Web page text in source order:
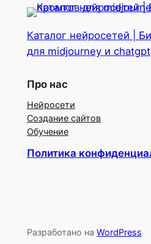
Каталог нейросетей |
для midjourney и chatgpt
Про нас
Нейросети
Создание сайтов
Обучение
Политика
Разработано на WordPress